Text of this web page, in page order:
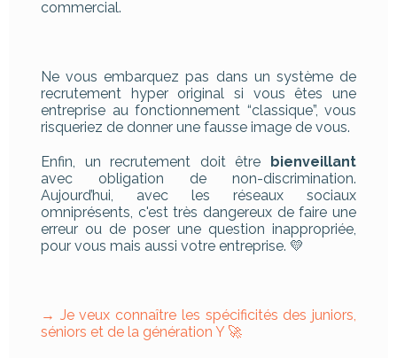
commercial.
Ne vous embarquez pas dans un système de
recrutement hyper original si vous êtes une
entreprise au fonctionnement “classique”, vous
risqueriez de donner une fausse image de vous.
Enfin, un recrutement doit être
bienveillant
avec obligation de non-discrimination.
Aujourd’hui, avec les réseaux sociaux
omniprésents, c'est très dangereux de faire une
erreur ou de poser une question inappropriée,
pour vous mais aussi votre entreprise. 💛
→ Je veux connaître les spécificités des juniors,
séniors et de la génération Y 🚀